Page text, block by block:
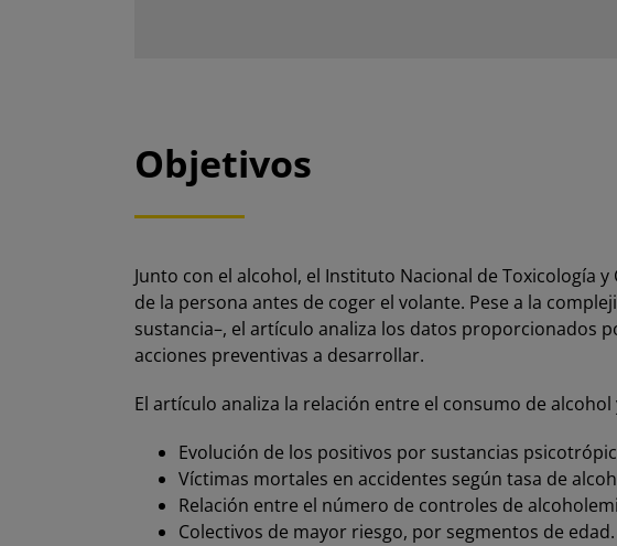
Objetivos
Junto con el alcohol, el Instituto Nacional de Toxicología
de la persona antes de coger el volante. Pese a la
sustancia–, el artículo analiza los datos proporcionados
acciones preventivas a desarrollar.
El artículo analiza la relación entre el consumo de
Evolución de los positivos por sustancias
Víctimas mortales en accidentes según tasa de
Relación entre el número de controles de
Colectivos de mayor riesgo, por segmentos de edad.